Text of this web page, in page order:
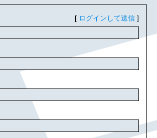
[ ログインして送信 ]